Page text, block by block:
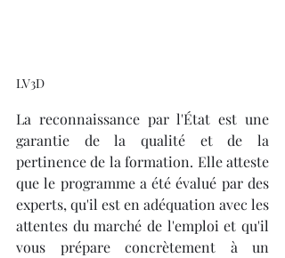
LV3D
La reconnaissance par l'État est une
garantie de la qualité et de la
pertinence de la formation. Elle atteste
que le programme a été évalué par des
experts, qu'il est en adéquation avec les
attentes du marché de l'emploi et qu'il
vous prépare concrètement à un